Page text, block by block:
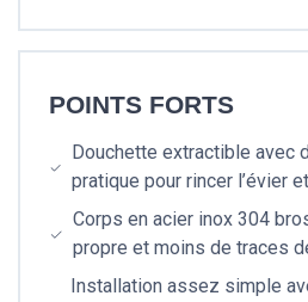
POINTS FORTS
Douchette extractible avec
pratique pour rincer l’évier
Corps en acier inox 304
propre et moins de traces
Installation assez simple